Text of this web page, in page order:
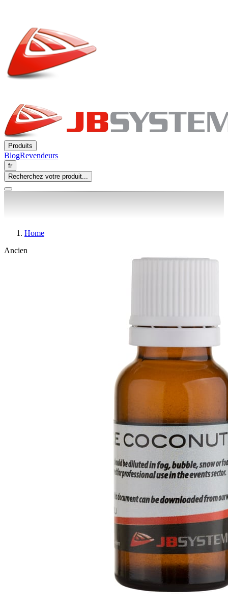
Produits
BlogRevendeurs
fr
Recherchez votre produit...
Home
Ancien